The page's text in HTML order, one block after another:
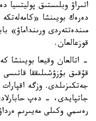
اتىراۋ وبلىستىق پوليتسيا
دەرەك بويىنشا
مىندەتتەردى ورىنداماۋ»
قوزعالعان.
- اتالعان وقيعا بويىنشا
قۇقىق بۇزۋشىلىققا قاتىسى
جەتكىزىلدى. وزگە
جاتپايدى، - دەپ
رەسمي وكىلى مەيىرىم